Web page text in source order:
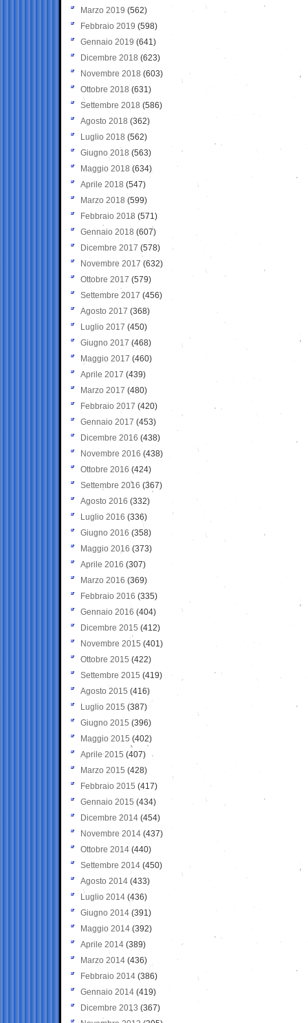
Marzo 2019 (562)
Febbraio 2019 (598)
Gennaio 2019 (641)
Dicembre 2018 (623)
Novembre 2018 (603)
Ottobre 2018 (631)
Settembre 2018 (586)
Agosto 2018 (362)
Luglio 2018 (562)
Giugno 2018 (563)
Maggio 2018 (634)
Aprile 2018 (547)
Marzo 2018 (599)
Febbraio 2018 (571)
Gennaio 2018 (607)
Dicembre 2017 (578)
Novembre 2017 (632)
Ottobre 2017 (579)
Settembre 2017 (456)
Agosto 2017 (368)
Luglio 2017 (450)
Giugno 2017 (468)
Maggio 2017 (460)
Aprile 2017 (439)
Marzo 2017 (480)
Febbraio 2017 (420)
Gennaio 2017 (453)
Dicembre 2016 (438)
Novembre 2016 (438)
Ottobre 2016 (424)
Settembre 2016 (367)
Agosto 2016 (332)
Luglio 2016 (336)
Giugno 2016 (358)
Maggio 2016 (373)
Aprile 2016 (307)
Marzo 2016 (369)
Febbraio 2016 (335)
Gennaio 2016 (404)
Dicembre 2015 (412)
Novembre 2015 (401)
Ottobre 2015 (422)
Settembre 2015 (419)
Agosto 2015 (416)
Luglio 2015 (387)
Giugno 2015 (396)
Maggio 2015 (402)
Aprile 2015 (407)
Marzo 2015 (428)
Febbraio 2015 (417)
Gennaio 2015 (434)
Dicembre 2014 (454)
Novembre 2014 (437)
Ottobre 2014 (440)
Settembre 2014 (450)
Agosto 2014 (433)
Luglio 2014 (436)
Giugno 2014 (391)
Maggio 2014 (392)
Aprile 2014 (389)
Marzo 2014 (436)
Febbraio 2014 (386)
Gennaio 2014 (419)
Dicembre 2013 (367)